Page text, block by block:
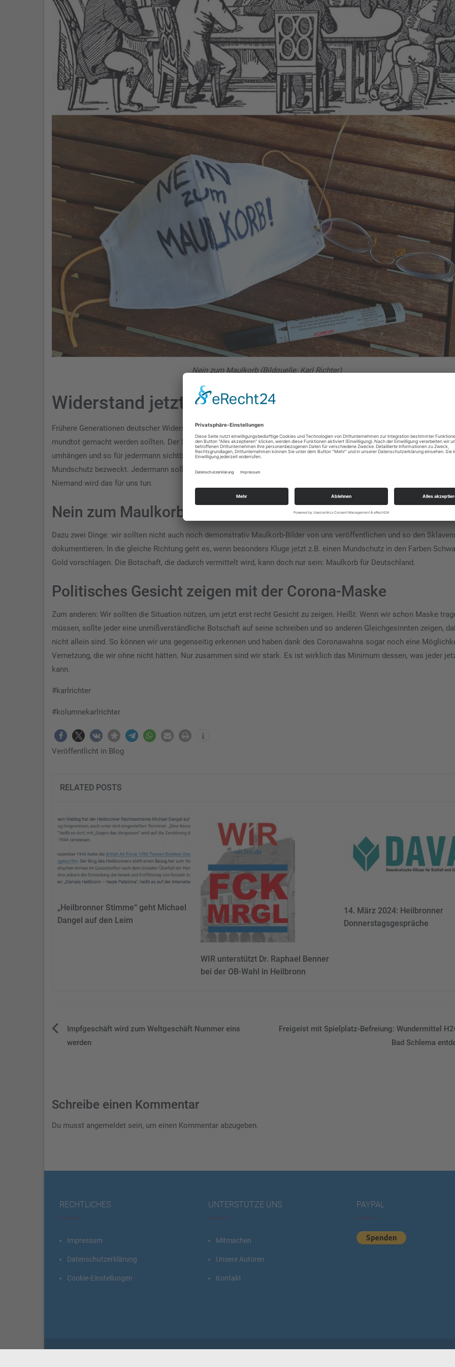
Nein zum Maulkorb (Bildquelle: Karl Richter)
Widerstand jetzt!
Frühere Generationen deutscher Widerständler – etwa in der Metternich-Ära – wußten wenigstens noch, daß sie
mundtot gemacht werden sollten. Der Schlafmichel 2020 weiß das nicht mehr. Voller Inbrunst läßt er sich den
umhängen und so für jedermann sichtbar zum Heloten machen. Nichts anderes ist mit dem medizinisch völlig
Mundschutz bezweckt. Jedermann soll sehen, daß wir ein Sklavenvolk sind. Es ist an uns, uns die Freiheit
Niemand wird das für uns tun.
Nein zum Maulkorb!
Dazu zwei Dinge: wir sollten nicht auch noch demonstrativ Maulkorb-Bilder von uns veröffentlichen und so den
dokumentieren. In die gleiche Richtung geht es, wenn besonders Kluge jetzt z.B. einen Mundschutz in den Farben
Gold vorschlagen. Die Botschaft, die dadurch vermittelt wird, kann doch nur sein: Maulkorb für Deutschland.
Politisches Gesicht zeigen mit der Corona-Maske
Zum anderen: Wir sollten die Situation nützen, um jetzt erst recht Gesicht zu zeigen. Heißt: Wenn wir schon Maske
müssen, sollte jeder eine unmißverständliche Botschaft auf seine schreiben und so anderen Gleichgesinnten zeigen,
nicht allein sind. So können wir uns gegenseitig erkennen und haben dank des Coronawahns sogar noch eine
Vernetzung, die wir ohne nicht hätten. Nur zusammen sind wir stark. Es ist wirklich das Minimum dessen, was jeder
kann.
#karlrichter
#kolumnekarlrichter
Veröffentlicht in Blog
RELATED POSTS
„Heilbronner Stimme“ geht Michael
Dangel auf den Leim
WIR unterstützt Dr. Raphael Benner
bei der OB-Wahl in Heilbronn
14. März 2024: Heilbronner
Donnerstagsgespräche
Beitragsnavigation
Impfgeschäft wird zum Weltgeschäft Nummer eins
werden
Freigeist mit Spielplatz-Befreiung: Wundermittel
Bad Schlema
Schreibe einen Kommentar
Du musst angemeldet sein, um einen Kommentar abzugeben.
RECHTLICHES
Impressum
Datenschutzerklärung
Cookie-Einstellungen
UNTERSTÜTZE UNS
Mitmachen
Unsere Autoren
Kontakt
PAYPAL